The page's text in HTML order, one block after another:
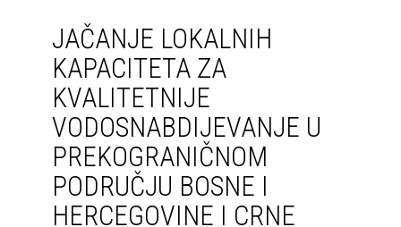
JAČANJE LOKALNIH
KAPACITETA ZA
KVALITETNIJE
VODOSNABDIJEVANJE U
PREKOGRANIČNOM
PODRUČJU BOSNE I
HERCEGOVINE I CRNE